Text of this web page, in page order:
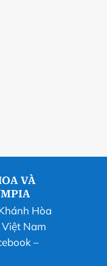
VÀ
Hòa
Nam
–